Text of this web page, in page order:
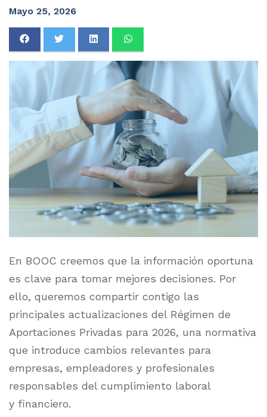
Mayo 25, 2026
En BOOC creemos que la información oportuna
es clave para tomar mejores decisiones. Por
ello, queremos compartir contigo las
principales actualizaciones del Régimen de
Aportaciones Privadas para 2026, una normativa
que introduce cambios relevantes para
empresas, empleadores y profesionales
responsables del cumplimiento laboral
y financiero.